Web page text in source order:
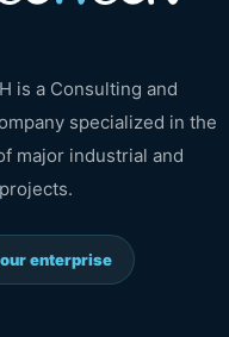
is a Consulting and
specialized in the
major industrial and
enterprise